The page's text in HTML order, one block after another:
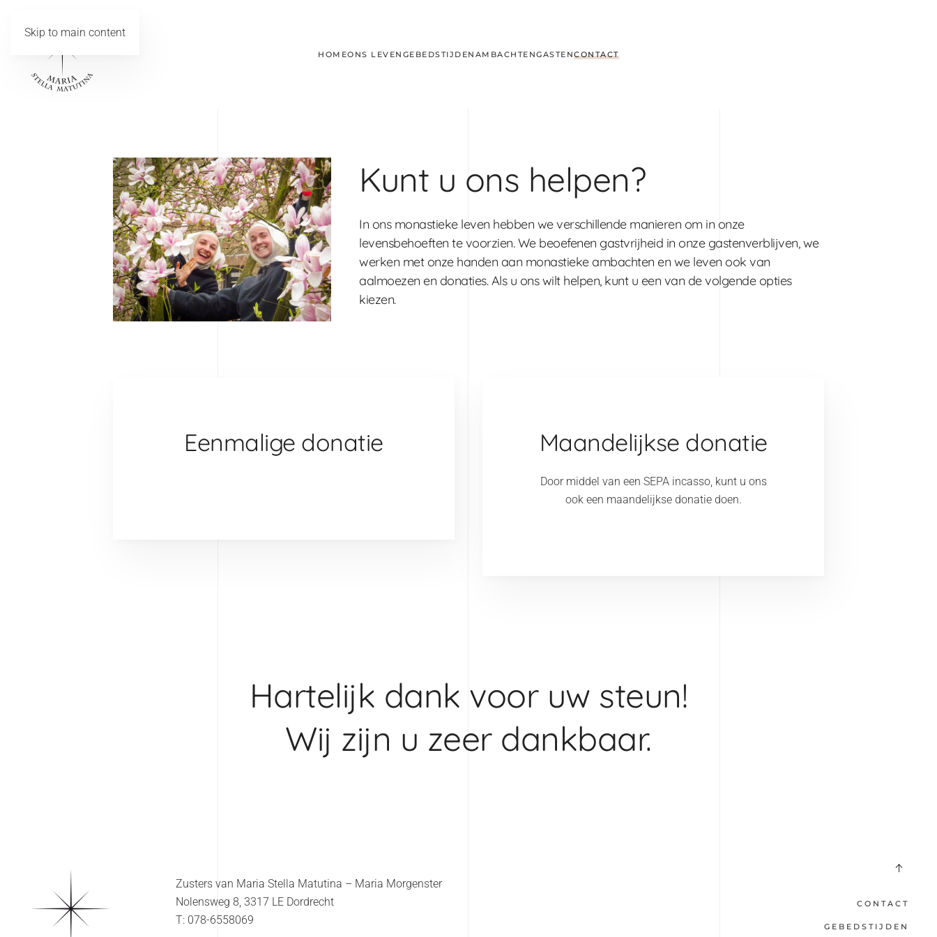
Skip to main content
HOMEONS LEVEN GEBEDSTIJDEN AMBACHTENGASTENCONTACT
Kunt u ons helpen?
In ons monastieke leven hebben we verschillende manieren om in onze
levensbehoeften te voorzien. We beoefenen gastvrijheid in onze gastenverblijven, we
werken met onze handen aan monastieke ambachten en we leven ook van
aalmoezen en donaties. Als u ons wilt helpen, kunt u een van de volgende opties
kiezen.
Eenmalige donatie Maandelijkse donatie
Door middel van een SEPA incasso, kunt u ons
ook een maandelijkse donatie doen.
Hartelijk dank voor uw steun!
Wij zijn u zeer dankbaar.
Zusters van Maria Stella Matutina – Maria Morgenster
Nolensweg 8, 3317 LE Dordrecht
T: 078-6558069
CONTACT
GEBEDSTIJDEN